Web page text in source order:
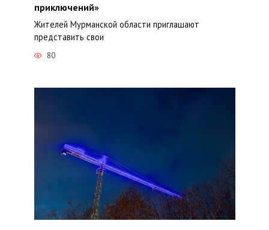
приключений»
Жителей Мурманской области приглашают
представить свои
80